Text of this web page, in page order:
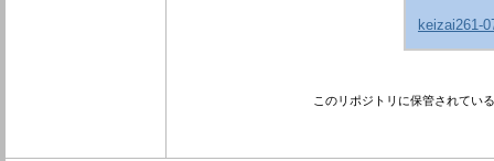
keizai261-
このリポジトリに保管されてい